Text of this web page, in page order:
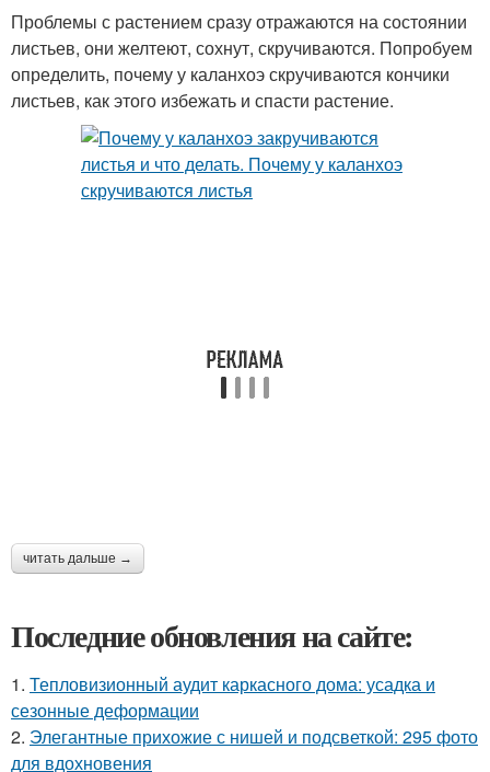
Проблемы с растением сразу отражаются на состоянии
листьев, они желтеют, сохнут, скручиваются. Попробуем
определить, почему у каланхоэ скручиваются кончики
листьев, как этого избежать и спасти растение.
читать дальше →
Последние обновления на сайте:
1. Тепловизионный аудит каркасного дома: усадка и
сезонные деформации
2. Элегантные прихожие с нишей и подсветкой: 295 фото
для вдохновения